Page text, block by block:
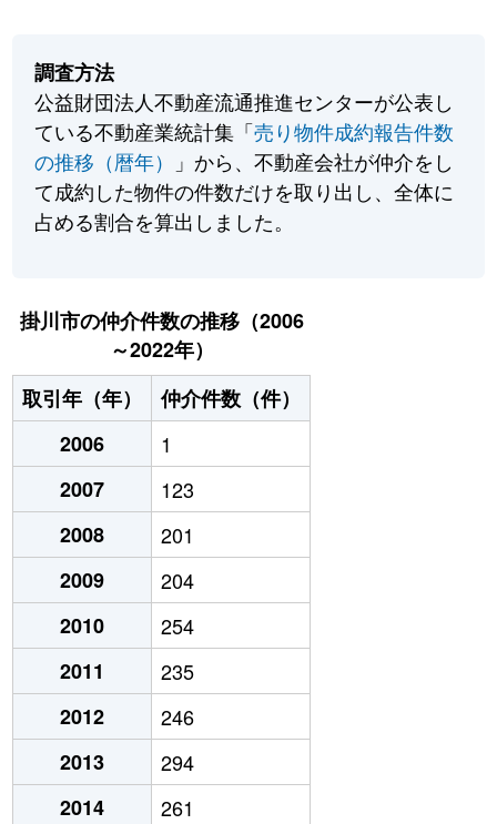
調査方法
公益財団法人不動産流通推進センターが公表し
ている不動産業統計集「売り物件成約報告件数
の推移（暦年）
」から、不動産会社が仲介をし
て成約した物件の件数だけを取り出し、全体に
占める割合を算出しました。
掛川市の仲介件数の推移（2006
～2022年）
取引年（年）
仲介件数（件）
2006
1
2007
123
2008
201
2009
204
2010
254
2011
235
2012
246
2013
294
2014
261